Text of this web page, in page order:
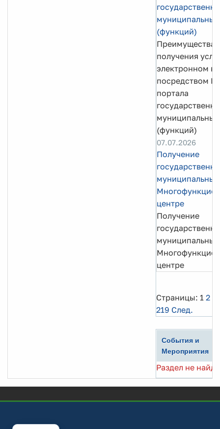
муниципальных
(функций)
Преимущества
получения
электронном
посредством
портала
муниципальных
(функций)
07.07.2026
Получение
муниципальных
центре
Получение
муниципальных
центре
Страницы: 1 2
219 След.
События и
Мероприятия
Раздел не